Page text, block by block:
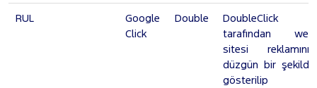
RUL
Google Double
Click
DoubleClick
tarafından web
sitesi reklamının
düzgün bir şekilde
gösterilip